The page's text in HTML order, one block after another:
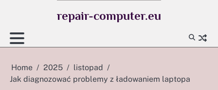
repair-computer.eu
Home 2025
listopad
Jak diagnozować problemy z ładowaniem laptopa